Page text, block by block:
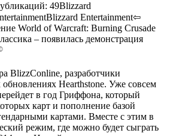
49Blizzard
Entertainment⇦
World of Warcraft: Burning Crusade
– появилась демонстрация
BlizzConline, разработчики
обновлениях Hearthstone. Уже совсем
в год Гриффона, который
карт и пополнение базой
картами. Вместе с этим в
режим, где можно будет сыграть